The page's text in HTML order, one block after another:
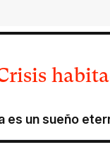
es un sueño